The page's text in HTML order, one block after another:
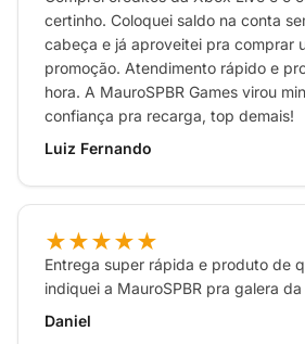
Capacidade Ideal:Perfeito para
favoritas, seja para manter a
longas sessões de jogo,
gameplays da saga nórdica ou
desfrutar de uma bebida com
Conforto e Ergonomia:
confortável na mão, tornando
experiência agradável, mesmo
mais intensas da sua jogatina.
Item Essencial para
um simples copo, é uma peça
certinho. Coloquei saldo na conta
cabeça e já aproveitei pra comprar
promoção. Atendimento rápido e
hora. A MauroSPBR Games virou
confiança pra recarga, top demais!
Luiz Fernando
★★★★★
Entrega super rápida e produto de
indiquei a MauroSPBR pra galera
Daniel